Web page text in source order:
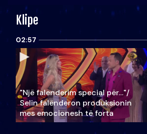
Klipe
02:57
"Një falenderim special për…"/
Selin falënderon produksionin
mes emocionesh të forta